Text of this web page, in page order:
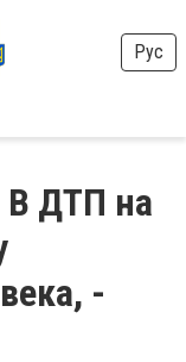
Рус
ДТП на
-